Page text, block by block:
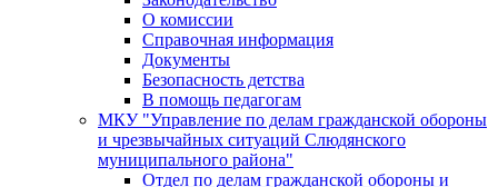
О комиссии
Справочная информация
Документы
Безопасность детства
В помощь педагогам
МКУ "Управление по делам гражданской обороны
и чрезвычайных ситуаций Слюдянского
муниципального района"
Отдел по делам гражданской обороны и